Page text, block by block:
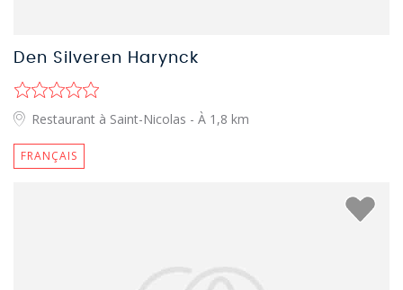
Den Silveren Harynck
Restaurant à Saint-Nicolas - À 1,8 km
FRANÇAIS